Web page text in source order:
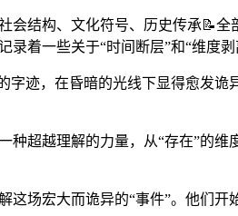
结构、文化符号、历史传承📝
着一些关于“时间断层”和“维度剥
，在昏暗的光线下显得愈发诡
超越理解的力量，从“存在”的
场宏大而诡异的“事件”。他们